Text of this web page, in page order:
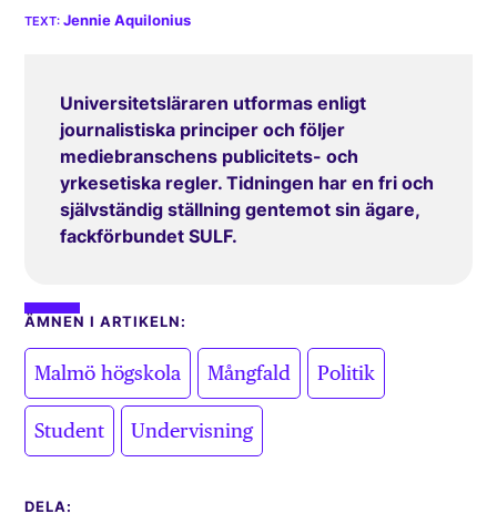
Jennie Aquilonius
Universitetsläraren utformas enligt
journalistiska principer och följer
mediebranschens publicitets- och
yrkesetiska regler. Tidningen har en fri och
självständig ställning gentemot sin ägare,
fackförbundet SULF.
ÄMNEN I ARTIKELN:
Malmö högskola Mångfald Politik
Student Undervisning
DELA: